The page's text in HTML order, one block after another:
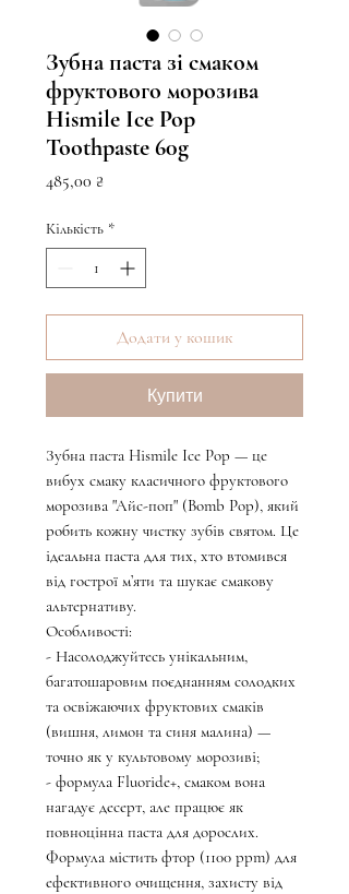
Зубна паста зі смаком
фруктового морозива
Hismile Ice Pop
Toothpaste 60g
485,00 ₴
Кількість *
Додати у кошик
Купити
Зубна паста Hismile Ice Pop — це
вибух смаку класичного фруктового
морозива "Айс-поп" (Bomb Pop), який
робить кожну чистку зубів святом. Це
ідеальна паста для тих, хто втомився
від гострої м’яти та шукає смакову
альтернативу.
Особливості:
- Насолоджуйтесь унікальним,
багатошаровим поєднанням солодких
та освіжаючих фруктових смаків
(вишня, лимон та синя малина) —
точно як у культовому морозиві;
- формула Fluoride+, смаком вона
нагадує десерт, але працює як
повноцінна паста для дорослих.
Формула містить фтор (1100 ppm) для
ефективного очищення, захисту від